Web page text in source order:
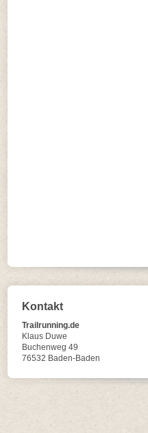
Kontakt
Trailrunning.de
Klaus Duwe
Buchenweg 49
76532 Baden-Baden